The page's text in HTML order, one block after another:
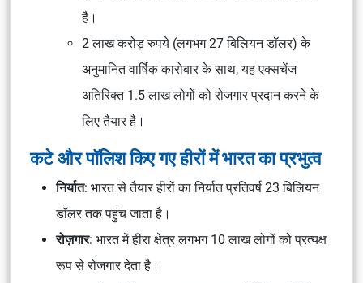
है।
2 लाख करोड़ रुपये (लगभग 27 बिलियन डॉलर) के
अनुमानित वार्षिक कारोबार के साथ, यह एक्सचेंज
अतिरिक्त 1.5 लाख लोगों को रोजगार प्रदान करने के
लिए तैयार है।
कटे और पॉलिश किए गए हीरों में भारत का प्रभुत्व
निर्यात: भारत से तैयार हीरों का निर्यात प्रतिवर्ष 23 बिलियन
डॉलर तक पहुंच जाता है।
रोज़गार: भारत में हीरा क्षेत्र लगभग 10 लाख लोगों को प्रत्यक्ष
रूप से रोजगार देता है।